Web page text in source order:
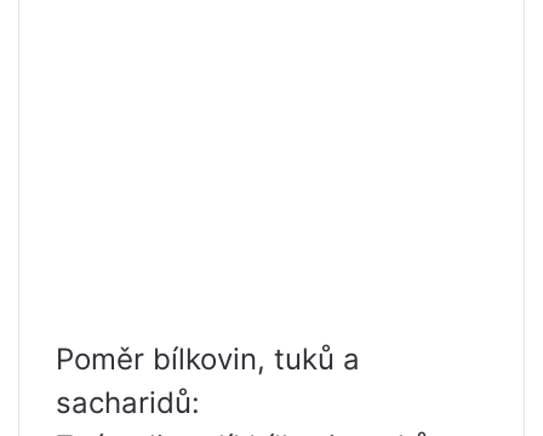
Poměr bílkovin, tuků a
sacharidů: